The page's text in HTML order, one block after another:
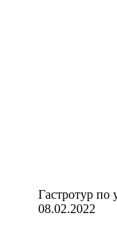
Гастротур по
08.02.2022